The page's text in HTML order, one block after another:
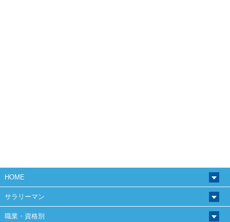
HOME
サラリーマン
職業・資格別